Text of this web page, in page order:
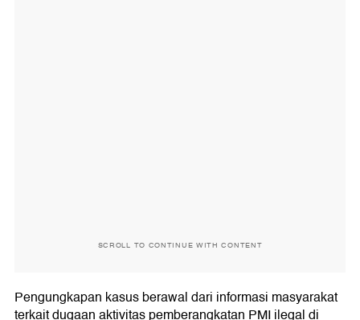
SCROLL TO CONTINUE WITH CONTENT
Pengungkapan kasus berawal dari informasi masyarakat
terkait dugaan aktivitas pemberangkatan PMI ilegal di